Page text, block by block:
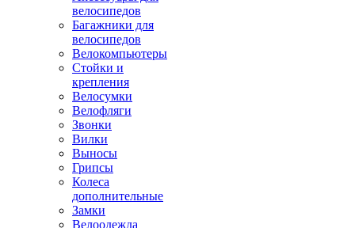
велосипедов
Багажники для
велосипедов
Велокомпьютеры
Стойки и
крепления
Велосумки
Велофляги
Звонки
Вилки
Выносы
Грипсы
Колеса
дополнительные
Замки
Велоодежда